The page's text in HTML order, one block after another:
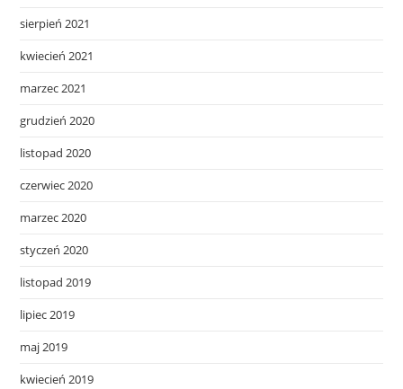
sierpień 2021
kwiecień 2021
marzec 2021
grudzień 2020
listopad 2020
czerwiec 2020
marzec 2020
styczeń 2020
listopad 2019
lipiec 2019
maj 2019
kwiecień 2019